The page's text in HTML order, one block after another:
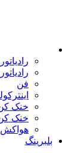
فن
خنک
خنک
هواکش
بلبرینگ